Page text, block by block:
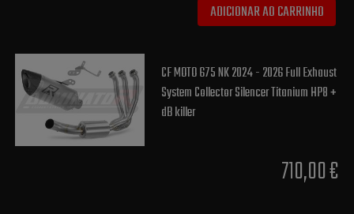
ADICIONAR AO CARRINHO
CF MOTO 675 NK 2024 - 2026 Full Exhaust
System Collector Silencer Titanium HP8 +
dB killer
710,00 €